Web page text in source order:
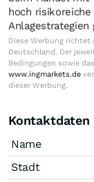
hoch
Anlagestrategien
Diese Werbung
Deutschland. Der
Bedingungen sowie
www.ingmarkets.de
dieser Werbung.
Kontaktdaten
Name
Stadt